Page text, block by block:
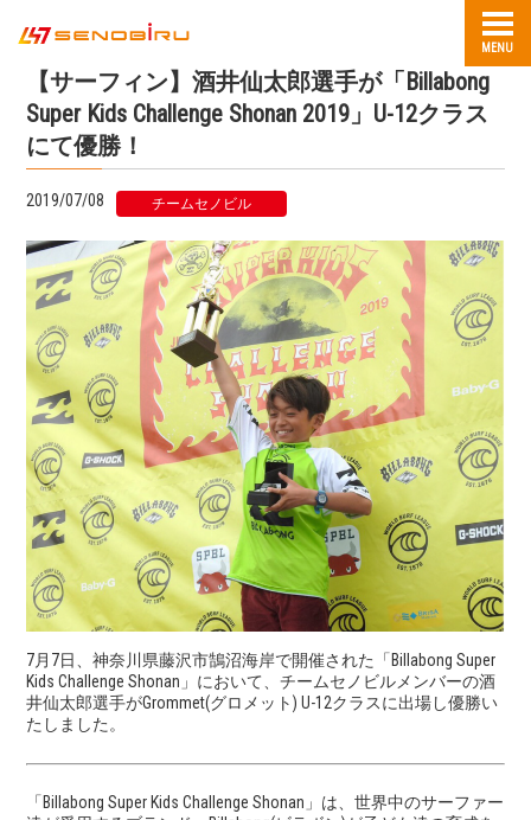
MENU
【サーフィン】酒井仙太郎選手が「Billabong
Super Kids Challenge Shonan 2019」U-12クラス
にて優勝！
2019/07/08 チームセノビル
7月7日、神奈川県藤沢市鵠沼海岸で開催された「Billabong Super
Kids Challenge Shonan」において、チームセノビルメンバーの酒
井仙太郎選手がGrommet(グロメット) U-12クラスに出場し優勝い
たしました。
「Billabong Super Kids Challenge Shonan」は、世界中のサーファー